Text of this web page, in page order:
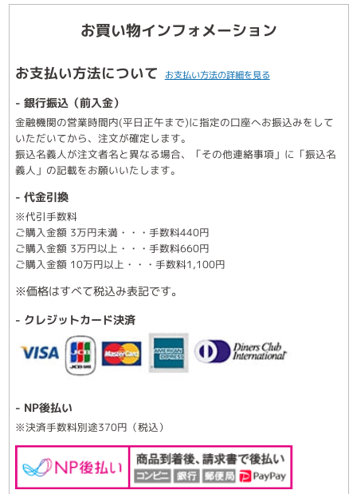
お買い物インフォメーション
お支払い方法について お支払い方法の詳細を見る
- 銀行振込（前入金）
金融機関の営業時間内(平日正午まで)に指定の口座へお振込みをして
いただいてから、注文が確定します。
振込名義人が注文者名と異なる場合、「その他連絡事項」に「振込名
義人」の記載をお願いいたします。
- 代金引換
※代引手数料
ご購入金額 3万円未満・・・手数料440円
ご購入金額 3万円以上・・・手数料660円
ご購入金額 10万円以上・・・手数料1,100円
※価格はすべて税込み表記です。
- クレジットカード決済
- NP後払い
※決済手数料別途370円（税込）